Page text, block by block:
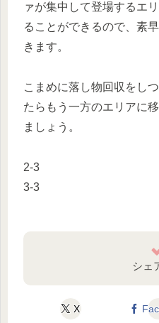
ァが集中して登場するエ
ることができるので、素
きます。
こまめに落し物回収をし
たらもう一方のエリアに
ましょう。
2-3
3-3
シェ
X